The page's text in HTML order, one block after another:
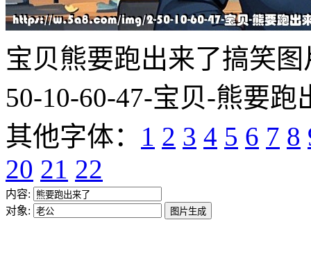
宝贝熊要跑出来了搞笑图
50-10-60-47-宝贝-熊要跑
其他字体： 1 2 3 4 5 6 7 8
20 21 22
内容:
对象: